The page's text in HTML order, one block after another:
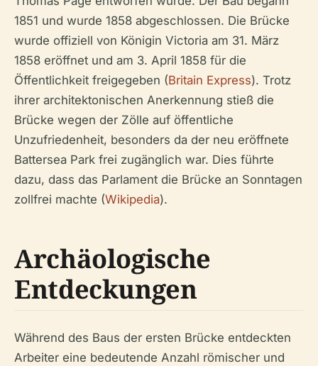
1851 und wurde 1858 abgeschlossen. Die Brücke
wurde offiziell von Königin Victoria am 31. März
1858 eröffnet und am 3. April 1858 für die
Öffentlichkeit freigegeben (Britain Express). Trotz
ihrer architektonischen Anerkennung stieß die
Brücke wegen der Zölle auf öffentliche
Unzufriedenheit, besonders da der neu eröffnete
Battersea Park frei zugänglich war. Dies führte
dazu, dass das Parlament die Brücke an Sonntagen
zollfrei machte (Wikipedia).
Archäologische
Entdeckungen
Während des Baus der ersten Brücke entdeckten
Arbeiter eine bedeutende Anzahl römischer und